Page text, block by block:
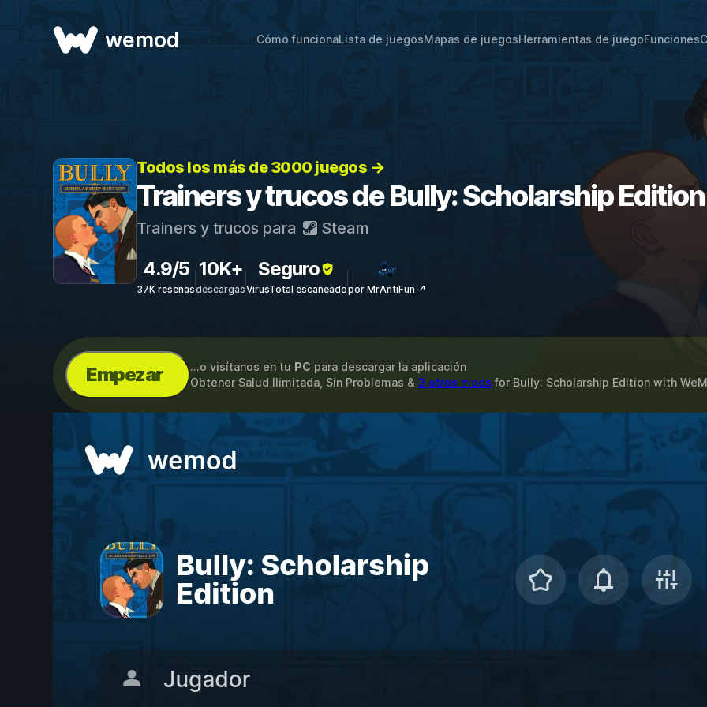
wemod Cómo funcionaLista de juegosMapas de juegosHerramientas de juegoFunciones
Todos los más de 3000 juegos →
Trainers y trucos de Bully: Scholarship Edition
Trainers y trucos para Steam
4.9/5
37K reseñas
10K+
descargas
Seguro
VirusTotal escaneadopor MrAntiFun ↗
Empezar ...o visítanos en tu PC para descargar la aplicación
Obtener Salud Ilimitada, Sin Problemas & 3 otros mods for Bully: Scholarship Editionwith